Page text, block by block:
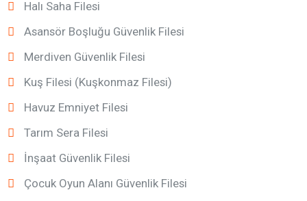
Halı Saha Filesi
Asansör Boşluğu Güvenlik Filesi
Merdiven Güvenlik Filesi
Kuş Filesi (Kuşkonmaz Filesi)
Havuz Emniyet Filesi
Tarım Sera Filesi
İnşaat Güvenlik Filesi
Çocuk Oyun Alanı Güvenlik Filesi